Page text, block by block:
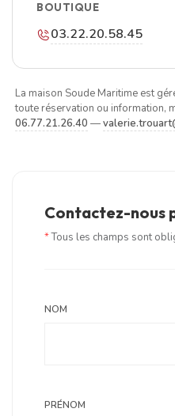
BOUTIQUE
03.22.20.58.45
La maison Soude Maritime est
toute réservation ou information,
06.77.21.26.40 —
Contactez-nous
*Tous les champs sont
NOM
PRÉNOM